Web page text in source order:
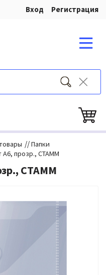
Вход Регистрация
//Папки
A6, прозр., СТАММ
СТАММ